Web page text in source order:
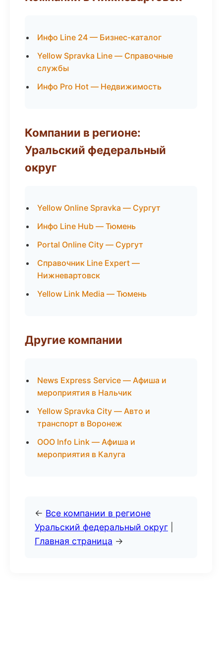
Инфо Line 24 — Бизнес-каталог
Yellow Spravka Line — Справочные
службы
Инфо Pro Hot — Недвижимость
Компании в регионе:
Уральский федеральный
округ
Yellow Online Spravka — Сургут
Инфо Line Hub — Тюмень
Portal Online City — Сургут
Справочник Line Expert —
Нижневартовск
Yellow Link Media — Тюмень
Другие компании
News Express Service — Афиша и
мероприятия в Нальчик
Yellow Spravka City — Авто и
транспорт в Воронеж
ООО Info Link — Афиша и
мероприятия в Калуга
← Все компании в регионе
Уральский федеральный округ
Главная страница →